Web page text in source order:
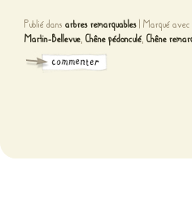
Publié dans arbres remarquables Marqué avec
Martin-Bellevue, Chêne pédonculé, Chêne